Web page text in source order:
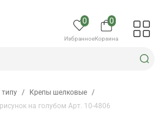
0
Избранное
0
Корзина
типу / Крепы шелковые /
на голубом Арт. 10-4806